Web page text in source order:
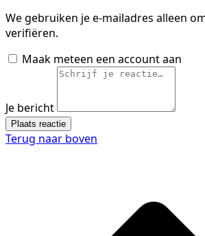
We gebruiken je e-mailadres alleen
verifiëren.
Maak meteen een account aan
Je bericht
Plaats reactie
Terug naar boven